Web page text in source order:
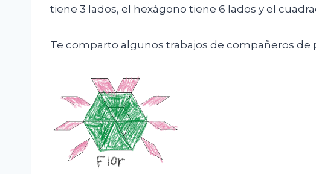
tiene 3 lados, el hexágono tiene 6 lados y el
Te comparto algunos trabajos de compañeros de